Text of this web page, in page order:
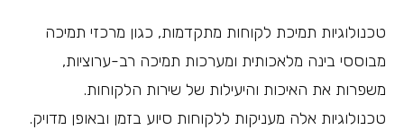
טכנולוגיות תמיכת לקוחות מתקדמות, כגון מרכזי תמיכה
מבוססי בינה מלאכותית ומערכות תמיכה רב-ערוציות,
משפרות את האיכות והיעילות של שירות הלקוחות.
טכנולוגיות אלה מעניקות ללקוחות סיוע בזמן ובאופן מדויק.